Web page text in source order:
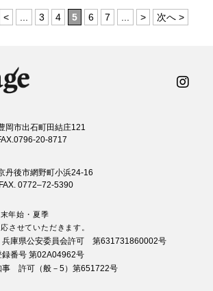
< 3 4 5 6 7 > 次へ >
市出石町田結庄121
20-8717
後市網野町小浜24-16
0772–72-5390
年始・夏季
させていただきます。
兵庫県公安委員会許可 第631731860002号
録番号 第02A04962号
事 許可（般－5）第651722号